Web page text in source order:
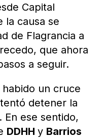
Capital
la causa se
de Flagrancia a
que ahora
a seguir.
un cruce
detener la
En ese sentido,
DDHH y Barrios